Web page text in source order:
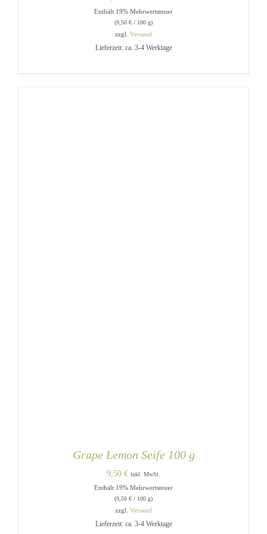
Enthält 19% Mehrwertsteuer
(9,50 € / 100 g)
zzgl. Versand
Lieferzeit: ca. 3-4 Werktage
Grape Lemon Seife 100 g
9,50 € inkl. MwSt.
Enthält 19% Mehrwertsteuer
(9,50 € / 100 g)
zzgl. Versand
Lieferzeit: ca. 3-4 Werktage